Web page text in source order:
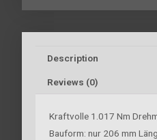
Description
Reviews (0)
Kraftvolle 1.017 Nm
Bauform: nur 206 mm